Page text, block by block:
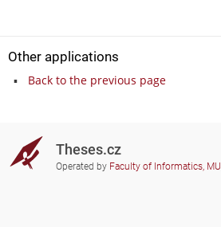
Other applications
Back to the previous page
Theses.cz
Operated by Faculty of Informatics, MU